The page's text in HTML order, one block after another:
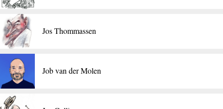
Jos Thommassen
Job van der Molen